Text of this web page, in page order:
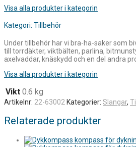
Visa alla produkter i kategorin
Kategori: Tillbehör
Under tillbehör har vi bra-ha-saker som
till torrdäkter, viktbälten, parlina,
axelvaddar, knäskydd och en del andra
Visa alla produkter i kategorin
Vikt 0.6 kg
Artikelnr: 22-63002 Kategorier: Slangar,
Relaterade produkter